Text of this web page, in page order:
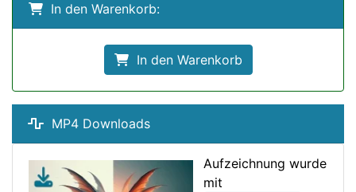
In den Warenkorb:
In den Warenkorb
MP4 Downloads
Aufzeichnung wurde
mit